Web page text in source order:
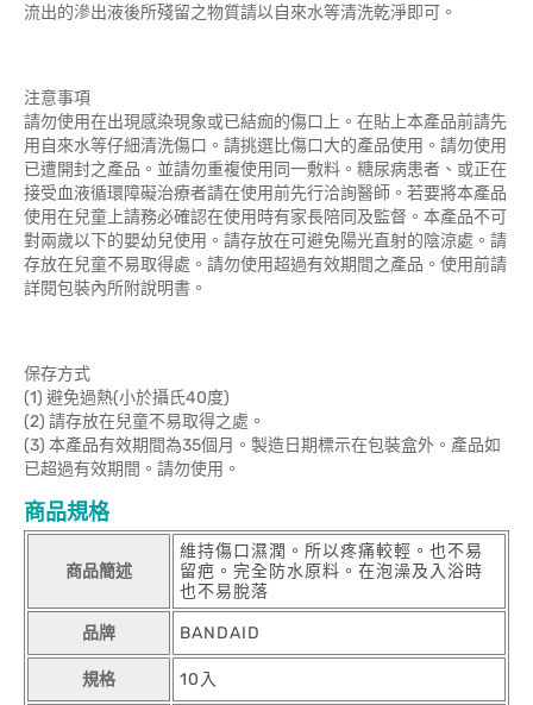
流出的滲出液後所殘留之物質請以自來水等清洗乾淨即可。
注意事項
請勿使用在出現感染現象或已結痂的傷口上。在貼上本產品前請先
用自來水等仔細清洗傷口。請挑選比傷口大的產品使用。請勿使用
已遭開封之產品。並請勿重複使用同一敷料。糖尿病患者、或正在
接受血液循環障礙治療者請在使用前先行洽詢醫師。若要將本產品
使用在兒童上請務必確認在使用時有家長陪同及監督。本產品不可
對兩歲以下的嬰幼兒使用。請存放在可避免陽光直射的陰涼處。請
存放在兒童不易取得處。請勿使用超過有效期間之產品。使用前請
詳閱包裝內所附說明書。
保存方式
(1) 避免過熱(小於攝氏40度)
(2) 請存放在兒童不易取得之處。
(3) 本產品有效期間為35個月。製造日期標示在包裝盒外。產品如
已超過有效期間。請勿使用。
商品規格
商品簡述
維持傷口濕潤。所以疼痛較輕。也不易
留疤。完全防水原料。在泡澡及入浴時
也不易脫落
品牌 BANDAID
規格 10入